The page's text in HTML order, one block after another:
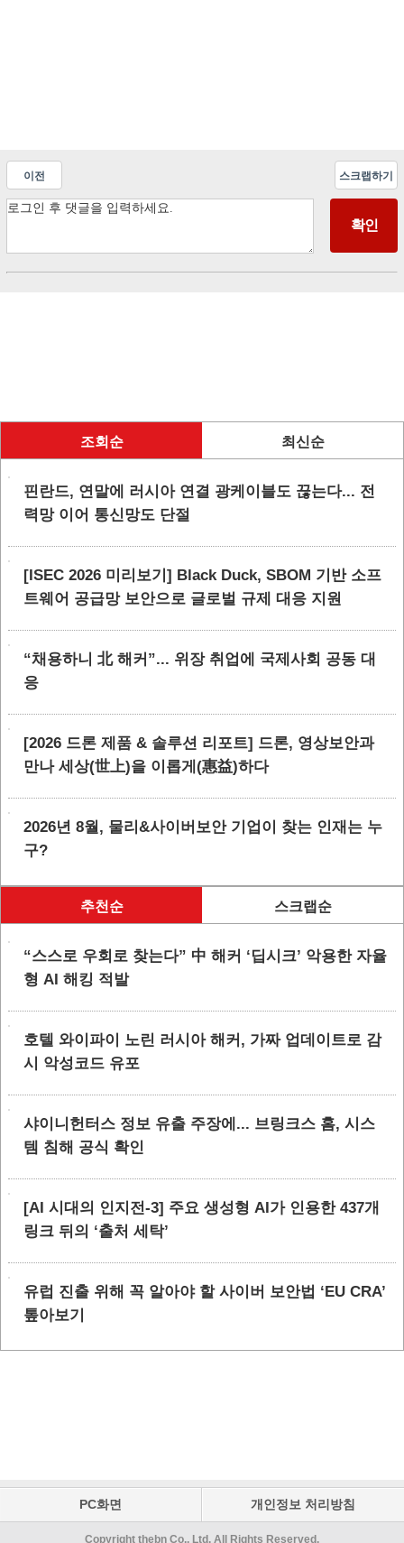
이전 스크랩하기
조회순 최신순
핀란드, 연말에 러시아 연결 광케이블도 끊는다... 전
력망 이어 통신망도 단절
[ISEC 2026 미리보기] Black Duck, SBOM 기반 소프
트웨어 공급망 보안으로 글로벌 규제 대응 지원
“채용하니 北 해커”... 위장 취업에 국제사회 공동 대
응
[2026 드론 제품 & 솔루션 리포트] 드론, 영상보안과
만나 세상(世上)을 이롭게(惠益)하다
2026년 8월, 물리&사이버보안 기업이 찾는 인재는 누
구?
추천순 스크랩순
“스스로 우회로 찾는다” 中 해커 ‘딥시크’ 악용한 자율
형 AI 해킹 적발
호텔 와이파이 노린 러시아 해커, 가짜 업데이트로 감
시 악성코드 유포
샤이니헌터스 정보 유출 주장에... 브링크스 홈, 시스
템 침해 공식 확인
[AI 시대의 인지전-3] 주요 생성형 AI가 인용한 437개
링크 뒤의 ‘출처 세탁’
유럽 진출 위해 꼭 알아야 할 사이버 보안법 ‘EU CRA’
톺아보기
PC화면 개인정보 처리방침
Copyright thebn Co., Ltd. All Rights Reserved.